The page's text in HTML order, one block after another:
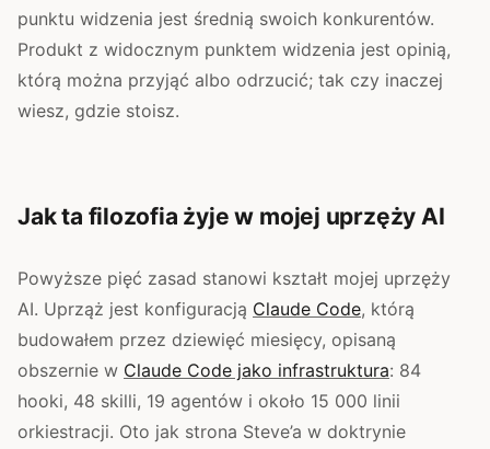
punktu widzenia jest średnią swoich konkurentów.
Produkt z widocznym punktem widzenia jest opinią,
którą można przyjąć albo odrzucić; tak czy inaczej
wiesz, gdzie stoisz.
Jak ta filozofia żyje w mojej uprzęży AI
Powyższe pięć zasad stanowi kształt mojej uprzęży
AI. Uprząż jest konfiguracją Claude Code, którą
budowałem przez dziewięć miesięcy, opisaną
obszernie w Claude Code jako infrastruktura: 84
hooki, 48 skilli, 19 agentów i około 15 000 linii
orkiestracji. Oto jak strona Steve’a w doktrynie